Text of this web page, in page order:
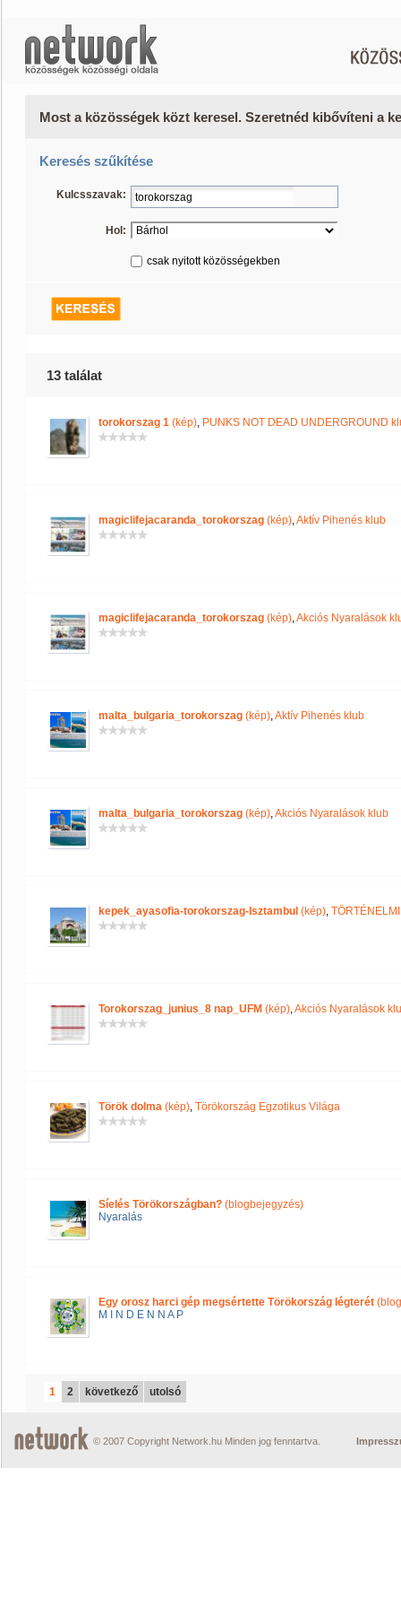
Most a közösségek közt keresel. Szeretnéd kibővíteni a
Keresés szűkítése
Kulcsszavak:
Hol:
csak nyitott közösségekben
13 találat
torokorszag 1 (kép), PUNKS NOT DEAD UNDERGROUND
magiclifejacaranda_torokorszag (kép),Aktív Pihenés klub
magiclifejacaranda_torokorszag (kép),Akciós Nyaralások
malta_bulgaria_torokorszag (kép),Aktív Pihenés klub
malta_bulgaria_torokorszag (kép),Akciós Nyaralások klub
kepek_ayasofia-torokorszag-Isztambul (kép),
Torokorszag_junius_8 nap_UFM (kép),Akciós Nyaralások
Török dolma (kép), Törökország Egzotikus Világa
Síelés Törökországban? (blogbejegyzés)
Nyaralás
Egy orosz harci gép megsértette Törökország légterét
M I N D E N N A P
1 2 következő utolsó
© 2007 Copyright Network.hu Minden jog fenntartva.